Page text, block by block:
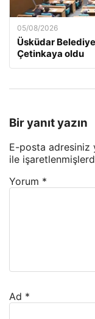
05/08/2026
Üsküdar
Çetinkaya oldu
Bir yanıt yazın
E-posta adresiniz
ile
Yorum *
Ad *